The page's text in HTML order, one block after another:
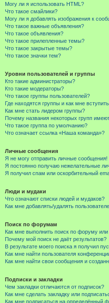
Могу ли я использовать HTML?
Что такое смайлики?
Могу ли я добавлять изображения к
Что такое важные объявления?
Что такое объявления?
Что такое прилепленные темы?
Что такое закрытые темы?
Что такое значки тем?
Уровни пользователей и группы
Кто такие администраторы?
Кто такие модераторы?
Что такое группы пользователей?
Где находятся группы и как мне
Как мне стать лидером группы?
Почему названия некоторых групп
Что такое группа по умолчанию?
Что означает ссылка «Наша команда»?
Личные сообщения
Я не могу отправить личные сообщения!
Я постоянно получаю нежелательные
Я получил спам или оскорбительный
Люди и мудаки
Что означают списки людей и мудаков?
Как мне добавлять/удалять
Поиск по форумам
Как мне выполнить поиск по форуму
Почему мой поиск не даёт результатов?
В результате моего поиска я получил
Как мне найти пользователя
Как мне найти свои сообщения и
Подписки и закладки
Чем закладки отличаются от подписок?
Как мне сделать закладку или
Как мне подписаться на определённый